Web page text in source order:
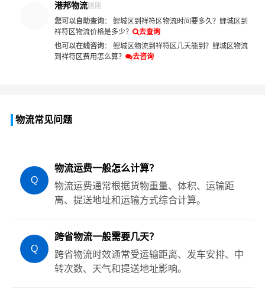
港邦物流刚刚
您可以自助查询： 鲤城区到祥符区物流时间要多久？ 鲤城区到
祥符区物流价格是多少？
去查询
也可以在线咨询： 鲤城区物流到祥符区几天能到？ 鲤城区物流
到祥符区费用怎么算？
去咨询
物流常见问题
Q
物流运费一般怎么计算？
物流运费通常根据货物重量、体积、运输距
离、提送地址和运输方式综合计算。
Q
跨省物流一般需要几天？
跨省物流时效通常受运输距离、发车安排、中
转次数、天气和提送地址影响。